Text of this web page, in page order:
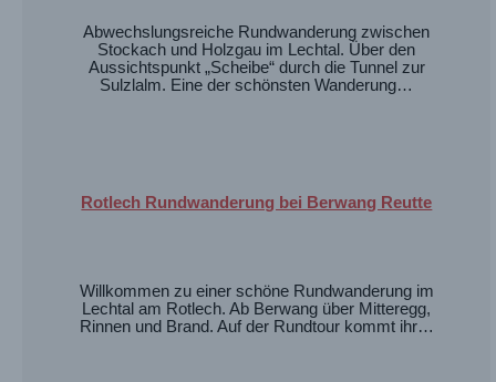
Abwechslungsreiche Rundwanderung zwischen
Stockach und Holzgau im Lechtal. Über den
Aussichtspunkt „Scheibe“ durch die Tunnel zur
Sulzlalm. Eine der schönsten Wanderung…
Rotlech Rundwanderung bei Berwang Reutte
Willkommen zu einer schöne Rundwanderung im
Lechtal am Rotlech. Ab Berwang über Mitteregg,
Rinnen und Brand. Auf der Rundtour kommt ihr…